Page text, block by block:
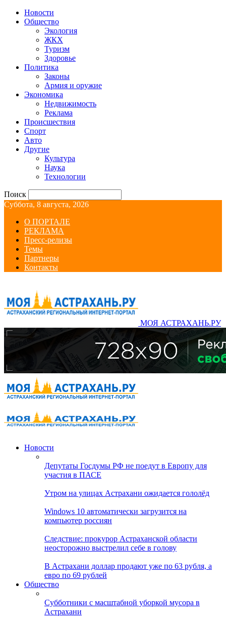
Новости
Общество
Экология
ЖКХ
Туризм
Здоровье
Политика
Законы
Армия и оружие
Экономика
Недвижимость
Реклама
Происшествия
Спорт
Авто
Другие
Культура
Наука
Технологии
Поиск
Суббота, 8 августа, 2026
О ПОРТАЛЕ
РЕКЛАМА
Пресс-релизы
Темы
Партнеры
Контакты
МОЯ АСТРАХАНЬ.РУ
Новости
Депутаты Госдумы РФ не поедут в Европу для
участия в ПАСЕ
Утром на улицах Астрахани ожидается гололёд
Windows 10 автоматически загрузится на
компьютер россиян
Следствие: прокурор Астраханской области
неосторожно выстрелил себе в голову
В Астрахани доллар продают уже по 63 рубля, а
евро по 69 рублей
Общество
Субботники с масштабной уборкой мусора в
Астрахани